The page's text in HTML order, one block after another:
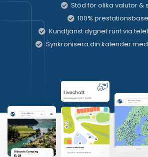
Stöd för olika valutor &
100%
Kundtjänst dygnet runt via
Synkronisera din kalender